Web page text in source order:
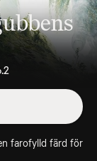
farofylld färd för